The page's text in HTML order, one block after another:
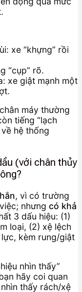
xe “khựng” rồi
“cụp” rõ.
xe giật mạnh một
máy thường
tiếng “lạch
hệ thống
(với chân thủy
, vì có trường
nhưng có khả
3 dấu hiệu: (1)
loại, (2) xệ lệch
kèm rung/giật
nhìn thấy”
hãy coi quan
thấy rách/xệ